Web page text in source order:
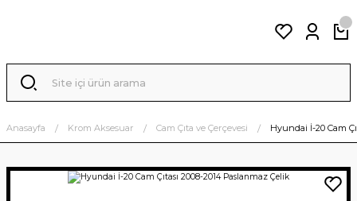
Anasayfa Krom Aksesuar Cam Çıta ve Çerçevesi Hyundai İ-20 Cam